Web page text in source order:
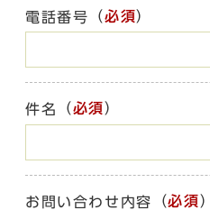
電話番号 （必須）
件名 （必須）
お問い合わせ内容 （必須）